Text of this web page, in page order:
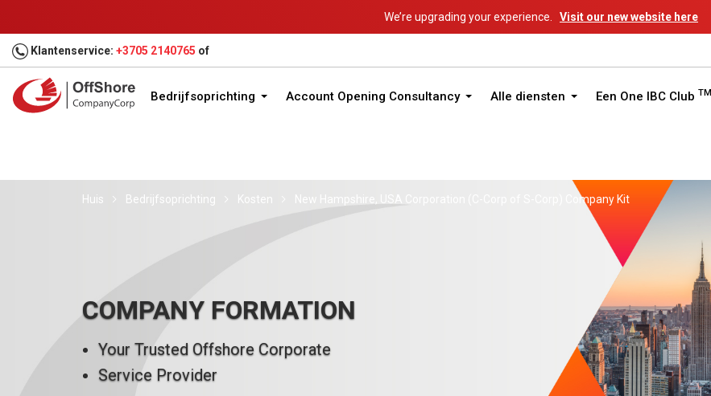
We’re upgrading your experience. Visit our new website here
Klantenservice: +3705 2140765 of
Bedrijfsoprichting Account Opening Consultancy Alle diensten Een One IBC Club TM
Huis Bedrijfsoprichting Kosten New Hampshire, USA Corporation (C-Corp of S-Corp) Company Kit
COMPANY FORMATION
Your Trusted Offshore Corporate
Service Provider